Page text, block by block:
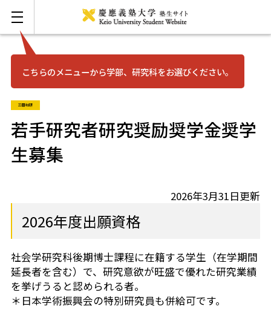
こちらのメニューから学部、研究科をお選びください。
お問い合わせ English
三田
日吉
矢上
信濃町
芝共立
三田社研
若手研究者研究奨励奨学金奨学
生募集
2026年3月31日更新
2026年度出願資格
社会学研究科後期博士課程に在籍する学生（在学期間
延長者を含む）で、研究意欲が旺盛で優れた研究業績
を挙げうると認められる者。
＊日本学術振興会の特別研究員も併給可です。